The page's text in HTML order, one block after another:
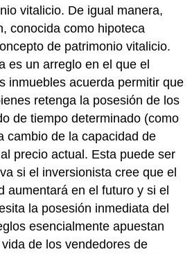
vitalicio. De igual manera,
conocida como hipoteca
de patrimonio vitalicio.
es un arreglo en el que el
inmuebles acuerda permitir que
retenga la posesión de los
de tiempo determinado (como
cambio de la capacidad de
precio actual. Esta puede ser
si el inversionista cree que el
aumentará en el futuro y si el
la posesión inmediata del
esencialmente apuestan
de los vendedores de